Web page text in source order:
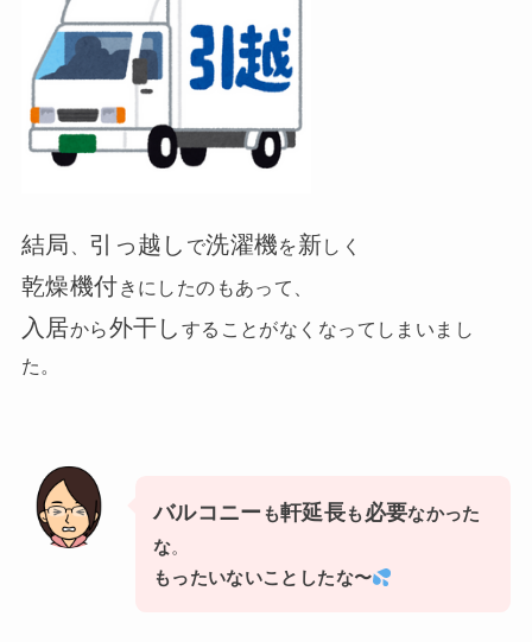
結局 引っ越し で洗濯機を新 しく
乾燥機付きにしたのもあって、
入居から外干し することがなくなってしまいまし
た。
バルコニー も軒延長も必要なかった
な。
もったいないことしたな〜